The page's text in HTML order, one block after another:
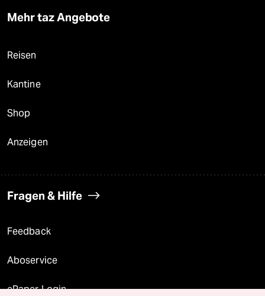
Mehr taz Angebote
Reisen
Kantine
Shop
Anzeigen
Fragen & Hilfe
Feedback
Aboservice
ePaper Login